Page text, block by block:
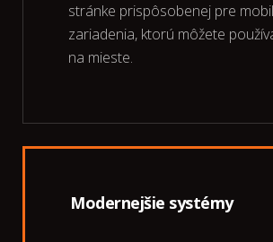
stránke prispôsobenej pre
zariadenia, ktorú môžete
na mieste.
Modernejšie systémy